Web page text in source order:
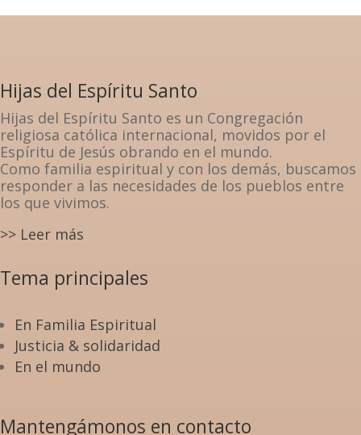
Hijas del Espíritu Santo
Hijas del Espíritu Santo es un Congregación
religiosa católica internacional, movidos por el
Espíritu de Jesús obrando en el mundo.
Como familia espiritual y con los demás, buscamos
responder a las necesidades de los pueblos entre
los que vivimos.
>> Leer más
Tema principales
En Familia Espiritual
Justicia & solidaridad
En el mundo
Mantengámonos en contacto